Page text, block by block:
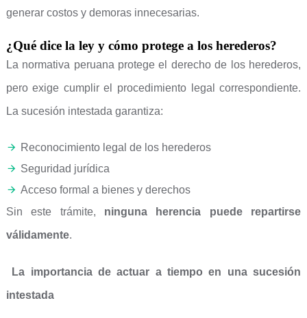
generar costos y demoras innecesarias.
¿Qué dice la ley y cómo protege a los herederos?
La normativa peruana protege el derecho de los herederos,
pero exige cumplir el procedimiento legal correspondiente.
La sucesión intestada garantiza:
Reconocimiento legal de los herederos
Seguridad jurídica
Acceso formal a bienes y derechos
Sin este trámite, ninguna herencia puede repartirse
válidamente.
La importancia de actuar a tiempo en una sucesión
intestada